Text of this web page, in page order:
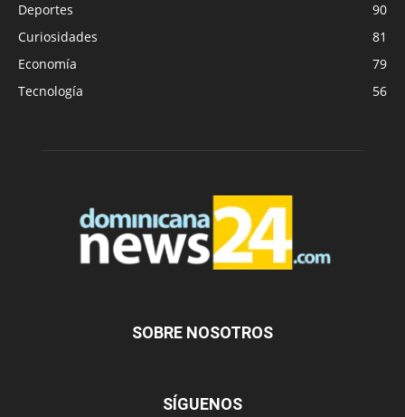
Deportes
90
Curiosidades
81
Economía
79
Tecnología
56
SOBRE NOSOTROS
SÍGUENOS